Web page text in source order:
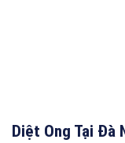
Diệt Ong Tại Đà